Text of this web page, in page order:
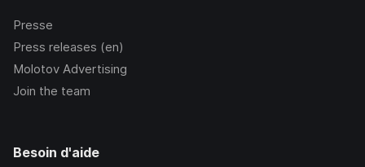
Presse
Press releases (en)
Molotov Advertising
Join the team
Besoin d'aide